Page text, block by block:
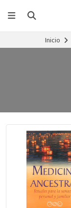
Inicio